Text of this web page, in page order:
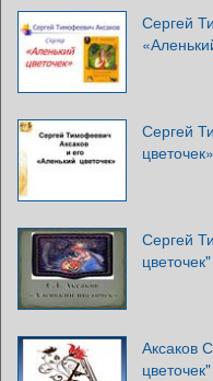
Сергей
Сергей
цветочек»
Сергей
цветочек"
Аксаков
цветочек"